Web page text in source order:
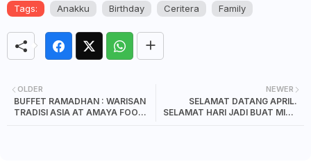
Tags: Anakku Birthday Ceritera Family
NEWER
SELAMAT DATANG APRIL.
SELAMAT HARI JADI BUAT MIA 1
OLDER
BUFFET RAMADHAN : WARISAN
TRADISI ASIA AT AMAYA FOOD